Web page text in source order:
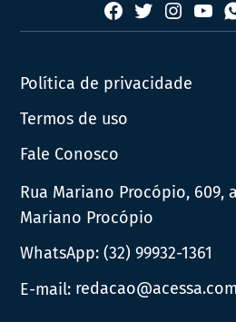
Facebook
TwitterInstagram
Política de privacidade
Termos de uso
Fale Conosco
Rua Mariano Procópio, 609,
Mariano Procópio
WhatsApp:(32) 99932-1361
E-mail: redacao@acessa.com